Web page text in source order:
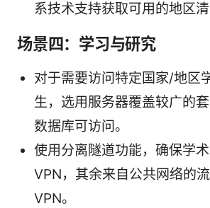
系技术支持获取可用的地区清
场景四：学习与研究
对于需要访问特定国家/地区
生，选用服务器覆盖较广的
数据库可访问。
使用分离隧道功能，确保学
VPN，其余来自公共网络的
VPN。